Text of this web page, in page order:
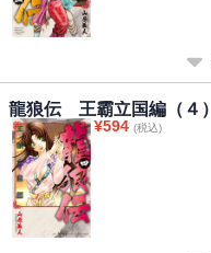
龍狼伝 王霸立国編（４）
¥594 (税込)